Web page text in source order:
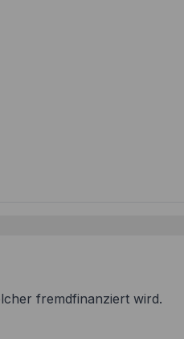
fremdfinanziert wird.